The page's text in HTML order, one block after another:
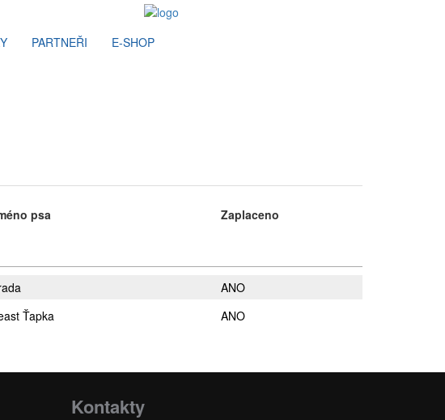
PARTNEŘI E-SHOP
psa Zaplaceno
ANO
Ťapka ANO
Kontakty